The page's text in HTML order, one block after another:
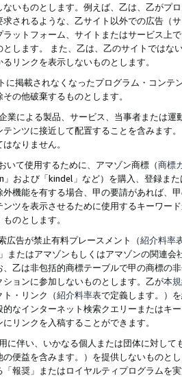
いものとします。例えば、乙は、乙がプ
されるような、乙サイト以外での広告（
ットフォーム、サイトまたはサービス上
とします。 また、乙は、乙のサイトでは
リンクを表示しないものとします。
に掲載されなくなったプログラム・コン
の他破棄するものとします。
業による製品、サービス、当事者または
ンツに接近して配置することを含みます
はなりません。
いて使用するために、アマゾン商標（商標
」および「kindel」など）を購入、登録ま
外機能を有する場合、甲の要請があれば、
ツを表示させるために使用するキーワー
のとします。
広告が禁止有料プレースメント（紹介料率
またはアマゾンもしくはアマゾンの関連
乙は非包括的商標テーブルで甲の商標の
ションに参加しないものとします。乙が本
ト・リンク（紹介料率表で定義します。）
なインターネット検索クエリーまたはキ
リンクを入稿することができます。
に伴い、いかなる個人または団体に対し
便益を含みます。）を提供しないものと
報奨」またはロイヤルティプログラムを